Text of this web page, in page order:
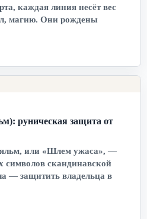
каждая линия несёт вес
магию. Они рождены
руническая защита от
или «Шлем ужаса», —
символов скандинавской
— защитить владельца в